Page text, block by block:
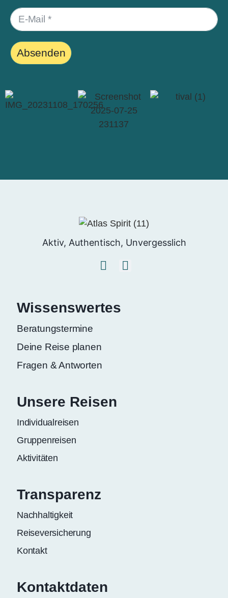
Absenden
Aktiv, Authentisch, Unvergesslich
Wissenswertes
Beratungstermine
Deine Reise planen
Fragen & Antworten
Unsere Reisen
Individualreisen
Gruppenreisen
Aktivitäten
Transparenz
Nachhaltigkeit
Reiseversicherung
Kontakt
Kontaktdaten